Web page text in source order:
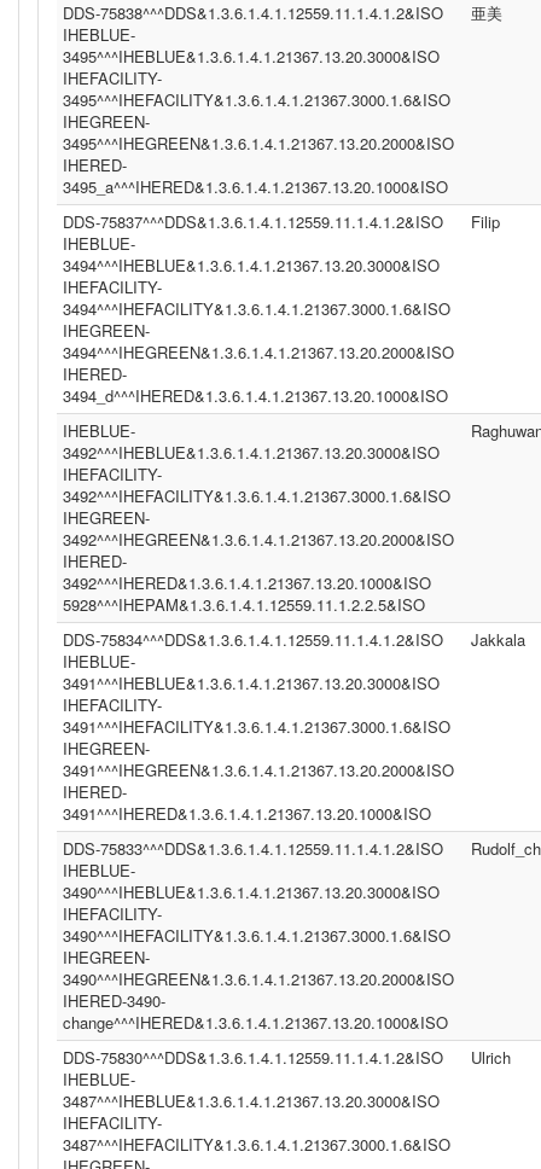
DDS-75838^^^DDS&1.3.6.1.4.1.12559.11.1.4.1.2&ISO
IHEBLUE-
3495^^^IHEBLUE&1.3.6.1.4.1.21367.13.20.3000&ISO
IHEFACILITY-
3495^^^IHEFACILITY&1.3.6.1.4.1.21367.3000.1.6&ISO
IHEGREEN-
3495^^^IHEGREEN&1.3.6.1.4.1.21367.13.20.2000&ISO
IHERED-
3495_a^^^IHERED&1.3.6.1.4.1.21367.13.20.1000&ISO
亜美
DDS-75837^^^DDS&1.3.6.1.4.1.12559.11.1.4.1.2&ISO
IHEBLUE-
3494^^^IHEBLUE&1.3.6.1.4.1.21367.13.20.3000&ISO
IHEFACILITY-
3494^^^IHEFACILITY&1.3.6.1.4.1.21367.3000.1.6&ISO
IHEGREEN-
3494^^^IHEGREEN&1.3.6.1.4.1.21367.13.20.2000&ISO
IHERED-
3494_d^^^IHERED&1.3.6.1.4.1.21367.13.20.1000&ISO
Filip
IHEBLUE-
3492^^^IHEBLUE&1.3.6.1.4.1.21367.13.20.3000&ISO
IHEFACILITY-
3492^^^IHEFACILITY&1.3.6.1.4.1.21367.3000.1.6&ISO
IHEGREEN-
3492^^^IHEGREEN&1.3.6.1.4.1.21367.13.20.2000&ISO
IHERED-
3492^^^IHERED&1.3.6.1.4.1.21367.13.20.1000&ISO
5928^^^IHEPAM&1.3.6.1.4.1.12559.11.1.2.2.5&ISO
DDS-75834^^^DDS&1.3.6.1.4.1.12559.11.1.4.1.2&ISO
IHEBLUE-
3491^^^IHEBLUE&1.3.6.1.4.1.21367.13.20.3000&ISO
IHEFACILITY-
3491^^^IHEFACILITY&1.3.6.1.4.1.21367.3000.1.6&ISO
IHEGREEN-
3491^^^IHEGREEN&1.3.6.1.4.1.21367.13.20.2000&ISO
IHERED-
3491^^^IHERED&1.3.6.1.4.1.21367.13.20.1000&ISO
Jakkala
DDS-75833^^^DDS&1.3.6.1.4.1.12559.11.1.4.1.2&ISO
IHEBLUE-
3490^^^IHEBLUE&1.3.6.1.4.1.21367.13.20.3000&ISO
IHEFACILITY-
3490^^^IHEFACILITY&1.3.6.1.4.1.21367.3000.1.6&ISO
IHEGREEN-
3490^^^IHEGREEN&1.3.6.1.4.1.21367.13.20.2000&ISO
IHERED-3490-
change^^^IHERED&1.3.6.1.4.1.21367.13.20.1000&ISO
DDS-75830^^^DDS&1.3.6.1.4.1.12559.11.1.4.1.2&ISO
IHEBLUE-
3487^^^IHEBLUE&1.3.6.1.4.1.21367.13.20.3000&ISO
IHEFACILITY-
3487^^^IHEFACILITY&1.3.6.1.4.1.21367.3000.1.6&ISO
Ulrich